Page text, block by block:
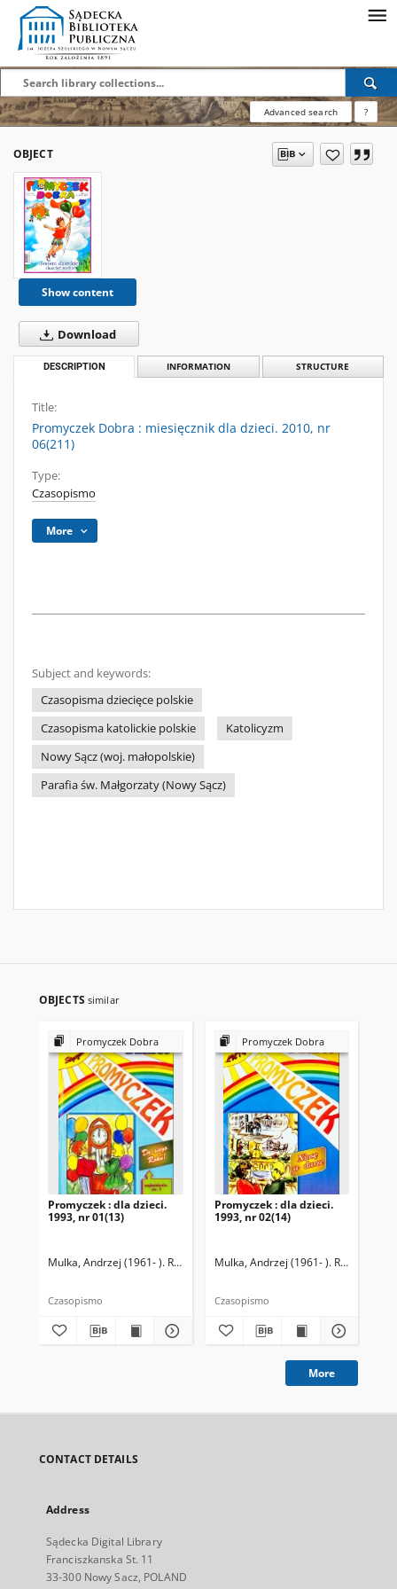
Advanced search ?
OBJECT
Show content
Download
DESCRIPTION INFORMATION STRUCTURE
Title:
Promyczek Dobra : miesięcznik dla dzieci. 2010, nr
06(211)
Type:
Czasopismo
More
Subject and keywords:
Czasopisma dziecięce polskie
Czasopisma katolickie polskie
Katolicyzm
Nowy Sącz (woj. małopolskie)
Parafia św. Małgorzaty (Nowy Sącz)
OBJECTS similar
Promyczek Dobra
Promyczek : dla dzieci.
1993, nr 01(13)
Mulka, Andrzej (1961- ). Redaktor naczelny
Czasopismo
Promyczek Dobra
Promyczek : dla dzieci.
1993, nr 02(14)
Mulka, Andrzej (1961- ). Redaktor
Czasopismo
More
CONTACT DETAILS
Address
Sądecka Digital Library
Franciszkanska St. 11
33-300 Nowy Sacz, POLAND